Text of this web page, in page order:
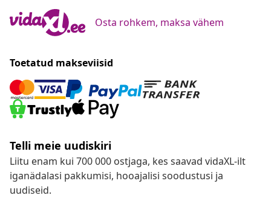
Osta rohkem, maksa vähem
Toetatud makseviisid
Telli meie uudiskiri
Liitu enam kui 700 000 ostjaga, kes saavad vidaXL-ilt
iganädalasi pakkumisi, hooajalisi soodustusi ja
uudiseid.